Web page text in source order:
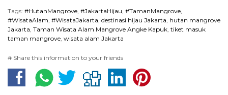
Tags: #HutanMangrove, #JakartaHijau, #TamanMangrove,
#WisataAlam, #WisataJakarta, destinasi hijau Jakarta, hutan mangrove
Jakarta, Taman Wisata Alam Mangrove Angke Kapuk, tiket masuk
taman mangrove, wisata alam Jakarta
# Share this information to your friends